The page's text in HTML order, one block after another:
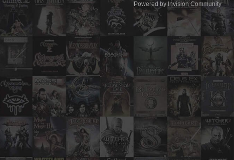
Powered by Invision Community